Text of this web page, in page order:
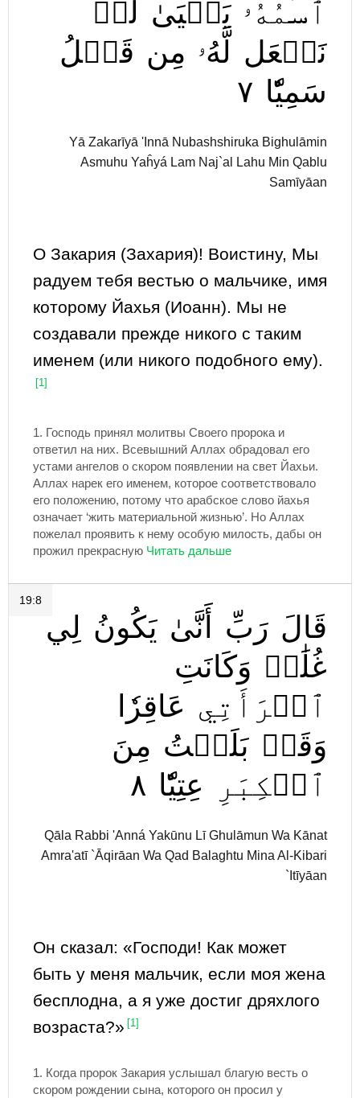
ٱسۡمُهُۥ يَحۡيَىٰ لَمۡ
نَجۡعَل لَّهُۥ مِن قَبۡلُ
سَمِيّٗا ٧
Yā Zakarīyā 'Innā Nubashshiruka Bighulāmin
Asmuhu Yaĥyá Lam Naj`al Lahu Min Qablu
Samīyāan
О Закария (Захария)! Воистину, Мы
радуем тебя вестью о мальчике, имя
которому Йахья (Иоанн). Мы не
создавали прежде никого с таким
именем (или никого подобного ему).
[1]
1. Господь принял молитвы Своего пророка и
ответил на них. Всевышний Аллах обрадовал его
устами ангелов о скором появлении на свет Йахьи.
Аллах нарек его именем, которое соответствовало
его положению, потому что арабское слово йахья
означает ‘жить материальной жизнью’. Но Аллах
пожелал проявить к нему особую милость, дабы он
прожил прекрасную
19:8
قَالَ رَبِّ أَنَّىٰ يَكُونُ لِي
غُلَٰمٞ وَكَانَتِ
ٱمۡرَأَتِي عَاقِرٗا
وَقَدۡ بَلَغۡتُ مِنَ
ٱلۡكِبَرِ
عِتِيّٗا ٨
Qāla Rabbi 'Anná Yakūnu Lī Ghulāmun Wa Kānat
Amra'atī `Āqirāan Wa Qad Balaghtu Mina Al-Kibari
`Itīyāan
Он сказал: «Господи! Как может
быть у меня мальчик, если моя жена
бесплодна, а я уже достиг дряхлого
возраста?»
[1]
1. Когда пророк Закария услышал благую весть о
скором рождении сына, которого он просил у